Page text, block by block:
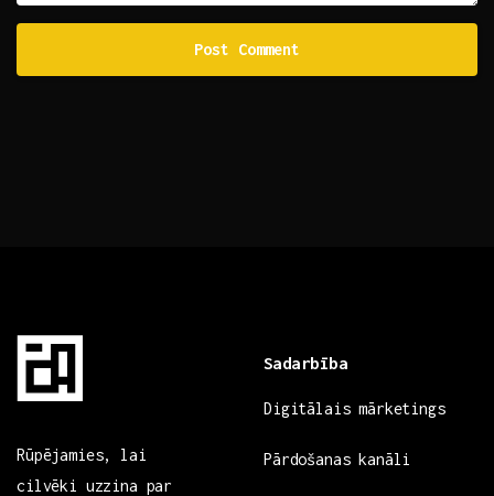
Rūpējamies, lai
cilvēki uzzina par
Sadarbība
Digitālais mārketings
Pārdošanas kanāli